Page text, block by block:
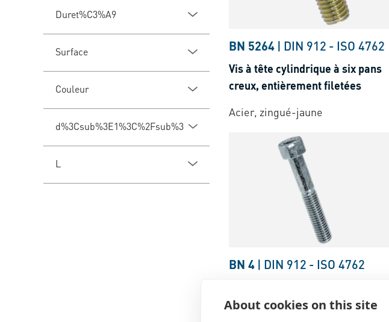
About cookies on this site
Duret%C3%A9
Surface
Couleur
d%3Csub%3E1%3C%2Fsub%3E
L
BN 5264 | DIN 912 - ISO 4762
Vis à tête cylindrique à six pans
creux, entièrement filetées
Acier, zingué-jaune
BN 4 | DIN 912 - ISO 4762
creux, partiellement filetées